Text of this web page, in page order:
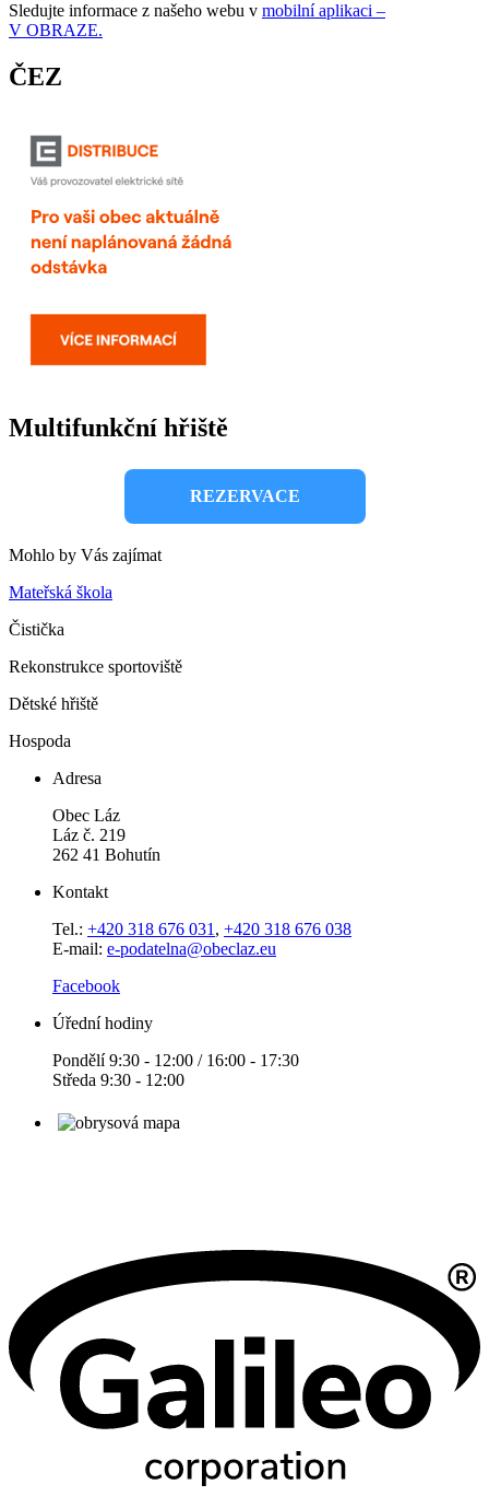
Sledujte informace z našeho webu v mobilní aplikaci –
V OBRAZE.
ČEZ
Multifunkční hřiště
REZERVACE
Mohlo by Vás zajímat
Mateřská škola
Čistička
Rekonstrukce sportoviště
Dětské hřiště
Hospoda
Adresa
Obec Láz
Láz č. 219
262 41 Bohutín
Kontakt
Tel.: +420 318 676 031 , +420 318 676 038
E-mail: e-podatelna@obeclaz.eu
Facebook
Úřední hodiny
Pondělí 9:30 - 12:00 / 16:00 - 17:30
Středa 9:30 - 12:00